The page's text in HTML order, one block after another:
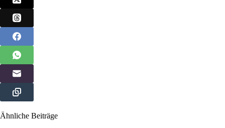
Ähnliche Beiträge